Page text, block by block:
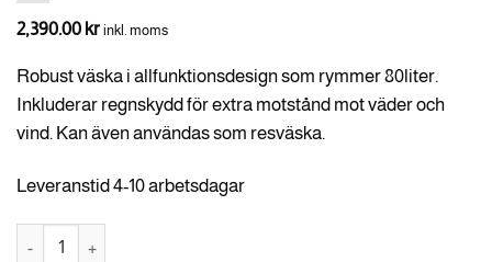
2,390.00 kr inkl. moms
Robust väska i allfunktionsdesign som rymmer 80liter.
Inkluderar regnskydd för extra motstånd mot väder och
vind. Kan även användas som resväska.
Leveranstid 4-10 arbetsdagar